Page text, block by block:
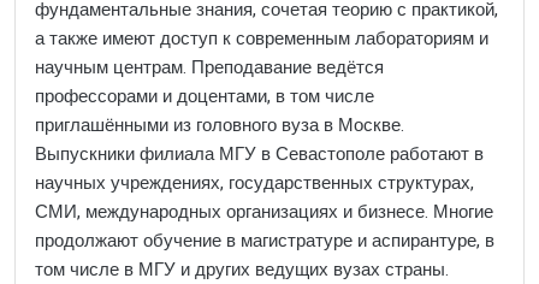
фундаментальные знания, сочетая теорию с практикой,
а также имеют доступ к современным лабораториям и
научным центрам. Преподавание ведётся
профессорами и доцентами, в том числе
приглашёнными из головного вуза в Москве.
Выпускники филиала МГУ в Севастополе работают в
научных учреждениях, государственных структурах,
СМИ, международных организациях и бизнесе. Многие
продолжают обучение в магистратуре и аспирантуре, в
том числе в МГУ и других ведущих вузах страны.